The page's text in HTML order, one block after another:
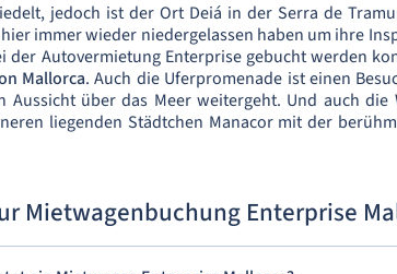
jedoch ist der Ort Deiá in der Serra de
immer wieder niedergelassen haben um ihre
Autovermietung Enterprise gebucht werden
Mallorca. Auch die Uferpromenade ist einen
über das Meer weitergeht. Und auch
liegenden Städtchen Manacor mit der
Mietwagenbuchung Enterprise